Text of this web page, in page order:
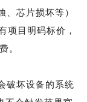
、芯片损坏等）
项目明码标价，
。
破坏设备的系统